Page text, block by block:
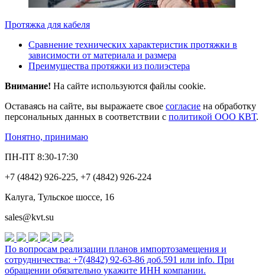
Протяжка для кабеля
Сравнение технических характеристик протяжки в
зависимости от материала и размера
Преимущества протяжки из полиэстера
Внимание! На сайте используются файлы cookie.
Оставаясь на сайте, вы выражаете свое согласие на обработку
персональных данных в соответствии с политикой ООО КВТ.
Понятно, принимаю
ПН-ПТ 8:30-17:30
+7 (4842) 926-225, +7 (4842) 926-224
Калуга, Тульское шоссе, 16
sales@kvt.su
По вопросам реализации планов импортозамещения и
сотрудничества: +7(4842) 92-63-86 доб.591 или info. При
обращении обязательно укажите ИНН компании.